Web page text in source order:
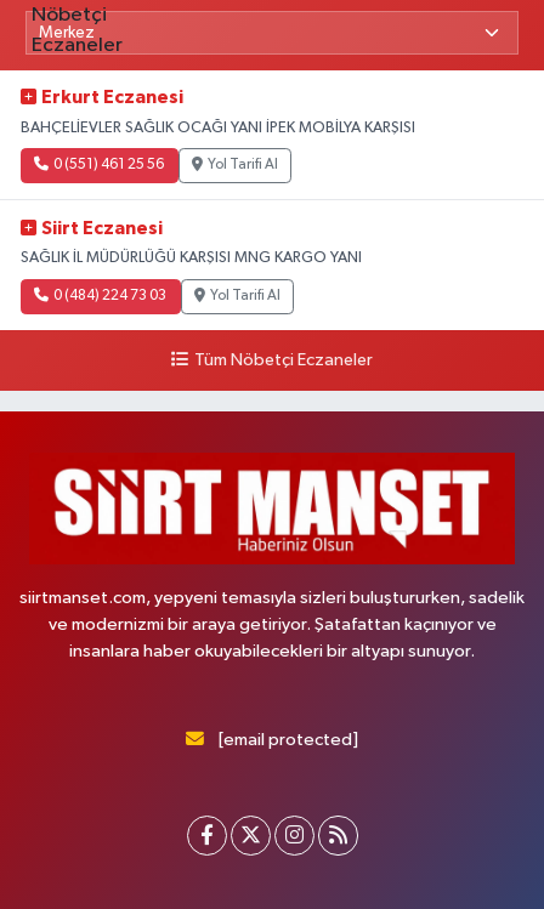
Erkurt Eczanesi
BAHÇELİEVLER SAĞLIK OCAĞI YANI İPEK MOBİLYA KARŞISI
0 (551) 461 25 56 Yol Tarifi Al
Siirt Eczanesi
SAĞLIK İL MÜDÜRLÜĞÜ KARŞISI MNG KARGO YANI
0 (484) 224 73 03 Yol Tarifi Al
Tüm Nöbetçi Eczaneler
siirtmanset.com, yepyeni temasıyla sizleri buluştururken, sadelik
ve modernizmi bir araya getiriyor. Şatafattan kaçınıyor ve
insanlara haber okuyabilecekleri bir altyapı sunuyor.
[email protected]